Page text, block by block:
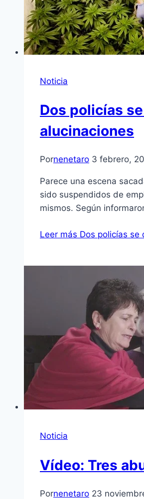
Noticia
Dos policías
alucinaciones
Pornenetaro 3 febrero,
Parece una escena
sido suspendidos de
mismos. Según
Leer más Dos policías se
Noticia
Vídeo: Tres
Pornenetaro 23